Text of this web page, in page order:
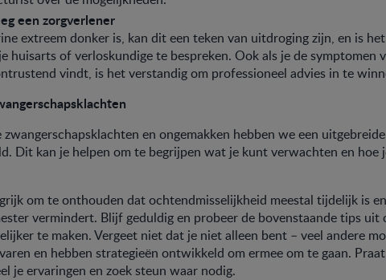
een zorgverlener
extreem donker is, kan dit een teken van uitdroging zijn, en is
huisarts of verloskundige te bespreken. Ook als je de symptomen
vindt, is het verstandig om professioneel advies in te
zwangerschapsklachten en ongemakken hebben we een uitgebreide
Dit kan je helpen om te begrijpen wat je kunt verwachten en hoe
om te onthouden dat ochtendmisselijkheid meestal tijdelijk is
vermindert. Blijf geduldig en probeer de bovenstaande tips uit
te maken. Vergeet niet dat je niet alleen bent – veel andere
en hebben strategieën ontwikkeld om ermee om te gaan.
je ervaringen en zoek steun waar nodig.